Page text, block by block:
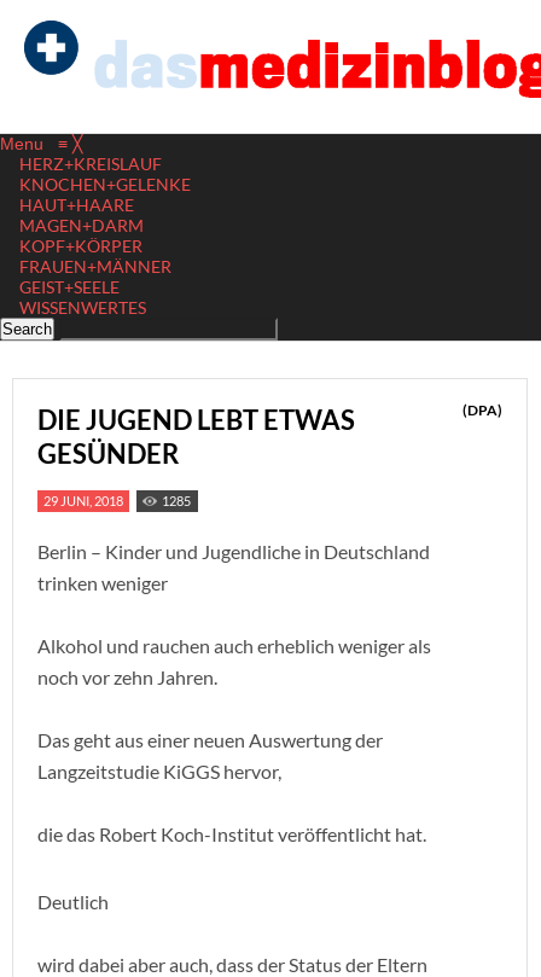
Menu ≡ ╳
HERZ+KREISLAUF
KNOCHEN+GELENKE
HAUT+HAARE
MAGEN+DARM
KOPF+KÖRPER
FRAUEN+MÄNNER
GEIST+SEELE
WISSENWERTES
DIE JUGEND LEBT ETWAS
GESÜNDER
(DPA)
29 JUNI, 2018 1285
Berlin – Kinder und Jugendliche in Deutschland
trinken weniger
Alkohol und rauchen auch erheblich weniger als
noch vor zehn Jahren.
Das geht aus einer neuen Auswertung der
Langzeitstudie KiGGS hervor,
die das Robert Koch-Institut veröffentlicht hat.
Deutlich
wird dabei aber auch, dass der Status der Eltern